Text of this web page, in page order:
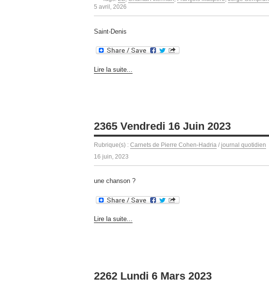
5 avril, 2026
Saint-Denis
Lire la suite...
2365 Vendredi 16 Juin 2023
Rubrique(s) : Carnets de Pierre Cohen-Hadria / journal quotidien
16 juin, 2023
une chanson ?
Lire la suite...
2262 Lundi 6 Mars 2023